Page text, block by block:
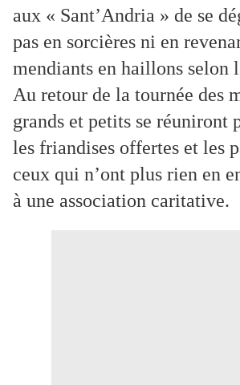
aux « Sant’Andria » de se
pas en sorcières ni en
mendiants en haillons selon
Au retour de la tournée des
grands et petits se réuniront
les friandises offertes et les
ceux qui n’ont plus rien en
à une association caritative.